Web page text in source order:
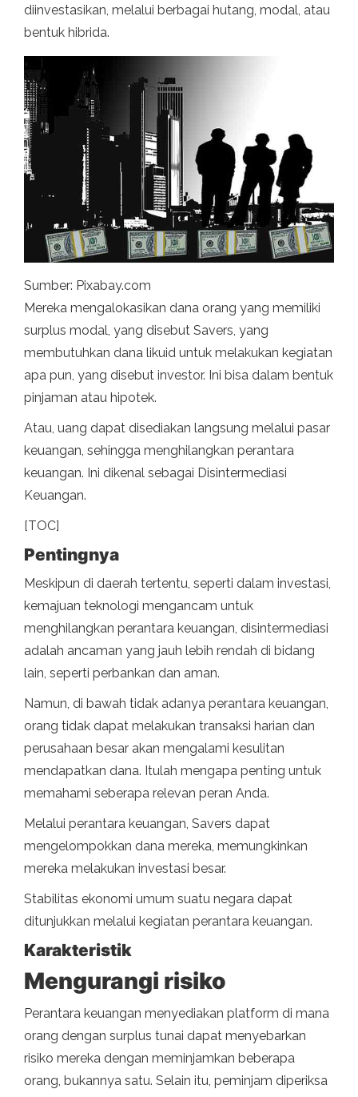
diinvestasikan, melalui berbagai hutang, modal, atau
bentuk hibrida.
Sumber: Pixabay.com
Mereka mengalokasikan dana orang yang memiliki
surplus modal, yang disebut Savers, yang
membutuhkan dana likuid untuk melakukan kegiatan
apa pun, yang disebut investor. Ini bisa dalam bentuk
pinjaman atau hipotek.
Atau, uang dapat disediakan langsung melalui pasar
keuangan, sehingga menghilangkan perantara
keuangan. Ini dikenal sebagai Disintermediasi
Keuangan.
[TOC]
Pentingnya
Meskipun di daerah tertentu, seperti dalam investasi,
kemajuan teknologi mengancam untuk
menghilangkan perantara keuangan, disintermediasi
adalah ancaman yang jauh lebih rendah di bidang
lain, seperti perbankan dan aman.
Namun, di bawah tidak adanya perantara keuangan,
orang tidak dapat melakukan transaksi harian dan
perusahaan besar akan mengalami kesulitan
mendapatkan dana. Itulah mengapa penting untuk
memahami seberapa relevan peran Anda.
Melalui perantara keuangan, Savers dapat
mengelompokkan dana mereka, memungkinkan
mereka melakukan investasi besar.
Stabilitas ekonomi umum suatu negara dapat
ditunjukkan melalui kegiatan perantara keuangan.
Karakteristik
Mengurangi risiko
Perantara keuangan menyediakan platform di mana
orang dengan surplus tunai dapat menyebarkan
risiko mereka dengan meminjamkan beberapa
orang, bukannya satu. Selain itu, peminjam diperiksa